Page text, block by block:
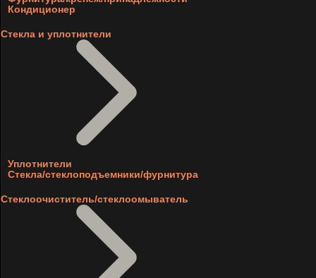
Кондиционер
Стекла и уплотнители
Уплотнители
Стекла/стеклоподъемники/фурнитура
Стеклоочиститель/стеклоомыватель